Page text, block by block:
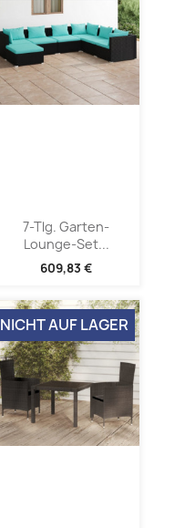
7-Tlg. Garten-
Lounge-Set...
609,83 €
NICHT AUF LAGER